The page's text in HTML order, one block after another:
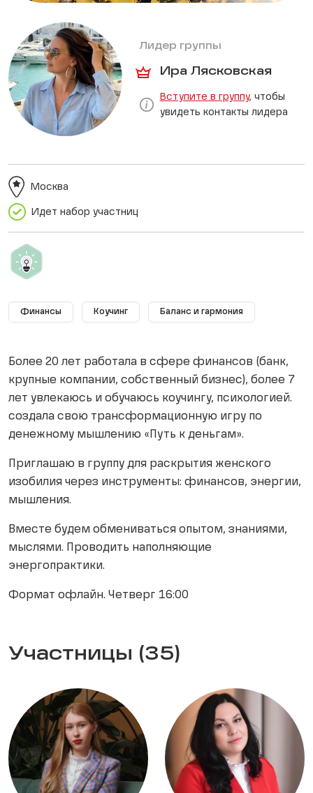
Лидер группы
Ира Лясковская
Вступите в группу, чтобы
увидеть контакты лидера
Идет набор участниц
Москва
Финансы Коучинг Баланс и гармония
Более 20 лет работала в сфере финансов (банк,
крупные компании, собственный бизнес), более 7
лет увлекаюсь и обучаюсь коучингу, психологией.
создала свою трансформационную игру по
денежному мышлению «Путь к деньгам».
Приглашаю в группу для раскрытия женского
изобилия через инструменты: финансов, энергии,
мышления.
Вместе будем обмениваться опытом, знаниями,
мыслями. Проводить наполняющие
энергопрактики.
Формат офлайн. Четверг 16:00
Участницы (35)